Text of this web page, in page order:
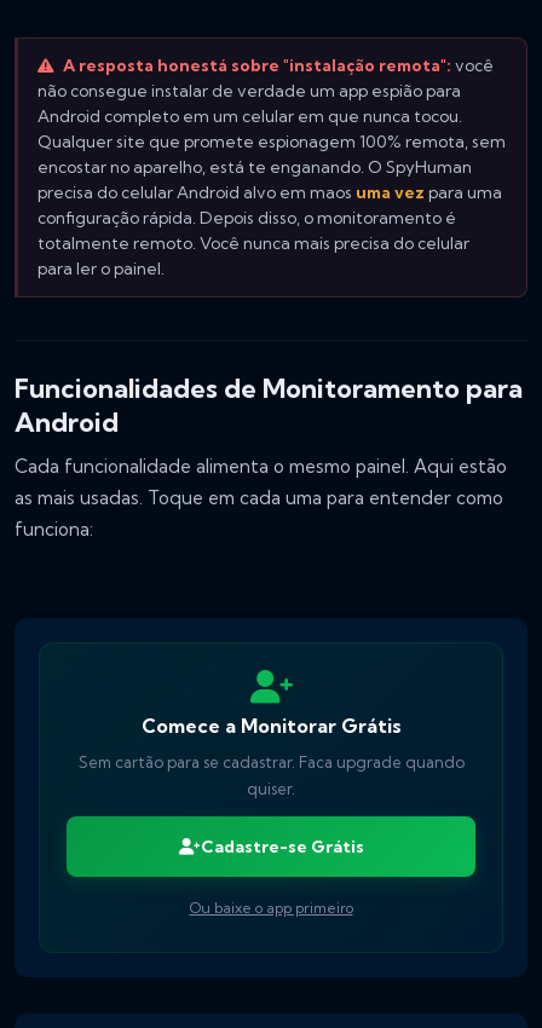
A resposta honestá sobre "instalação remota": você
não consegue instalar de verdade um app espião para
Android completo em um celular em que nunca tocou.
Qualquer site que promete espionagem 100% remota, sem
encostar no aparelho, está te enganando. O SpyHuman
precisa do celular Android alvo em maos uma vez para uma
configuração rápida. Depois disso, o monitoramento é
totalmente remoto. Você nunca mais precisa do celular
para ler o painel.
Funcionalidades de Monitoramento para
Android
Cada funcionalidade alimenta o mesmo painel. Aqui estão
as mais usadas. Toque em cada uma para entender como
funciona:
Comece a Monitorar Grátis
Sem cartão para se cadastrar. Faca upgrade quando
quiser.
Cadastre-se Grátis
Ou baixe o app primeiro